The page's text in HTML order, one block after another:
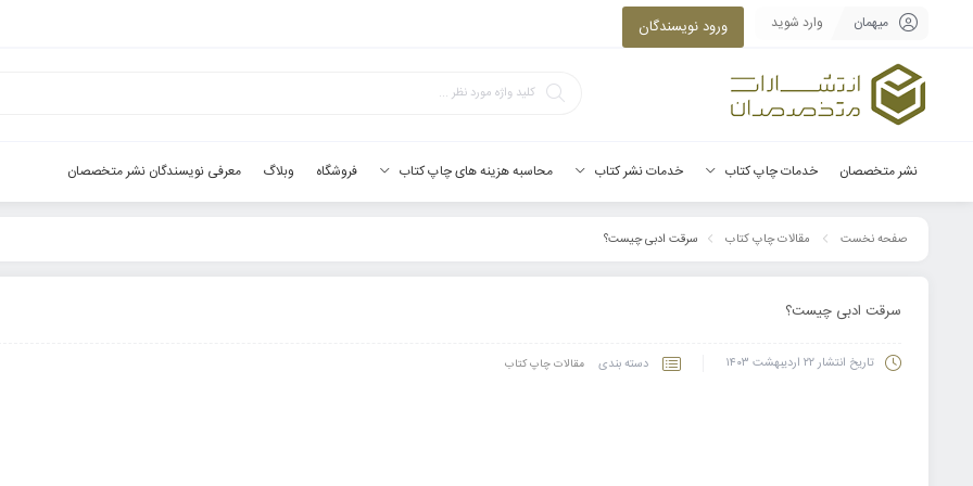
میهمان وارد شوید ورود نویسندگان
نشر متخصصان خدمات چاپ کتاب خدمات نشر کتاب محاسبه هزینه های چاپ کتاب فروشگاه وبلاگ معرفی نویسندگان نشر متخصصان
صفحه نخست مقالات چاپ کتاب سرقت ادبی چیست؟
سرقت ادبی چیست؟
تاریخ انتشار۲۲ اردیبهشت ۱۴۰۳ دسته بندی مقالات چاپ کتاب